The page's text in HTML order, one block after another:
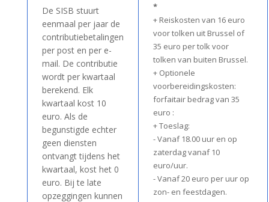
De SISB stuurt
eenmaal per jaar de
contributiebetalingen
per post en per e-
mail. De contributie
wordt per kwartaal
berekend. Elk
kwartaal kost 10
euro. Als de
begunstigde echter
geen diensten
ontvangt tijdens het
kwartaal, kost het 0
euro. Bij te late
opzeggingen kunnen
*
+ Reiskosten van 16 euro
voor tolken uit Brussel of
35 euro per tolk voor
tolken van buiten Brussel.
+ Optionele
voorbereidingskosten:
forfaitair bedrag van 35
euro :
+ Toeslag:
- Vanaf 18.00 uur en op
zaterdag vanaf 10
euro/uur.
- Vanaf 20 euro per uur op
zon- en feestdagen.